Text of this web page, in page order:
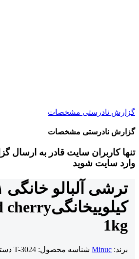
گزارش نادرستی مشخصات
گزارش نادرستی مشخصات
تنها کاربران سایت قادر به ارسال
وارد سایت شوید
کیلوییخانگیcherry
1kg
برند: Minuc شناسه محصول: T-3024